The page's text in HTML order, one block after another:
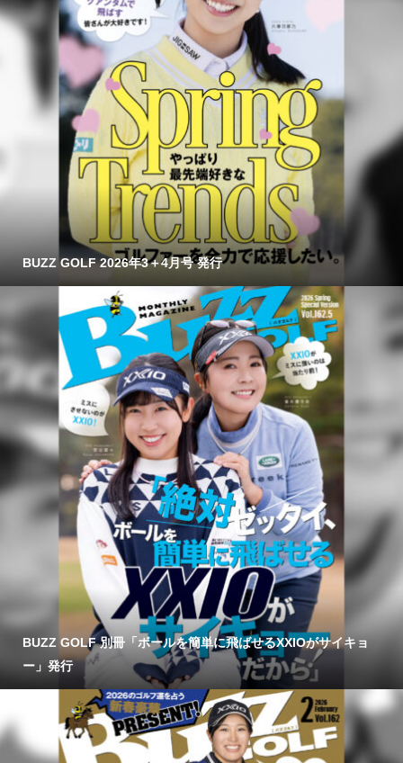
BUZZ GOLF 2026年3＋4月号 発行
BUZZ GOLF 別冊「ボールを簡単に飛ばせるXXIOがサイキョ
ー」発行